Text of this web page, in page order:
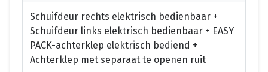
Schuifdeur rechts elektrisch bedienbaar +
Schuifdeur links elektrisch bedienbaar + EASY
PACK-achterklep elektrisch bediend +
Achterklep met separaat te openen ruit